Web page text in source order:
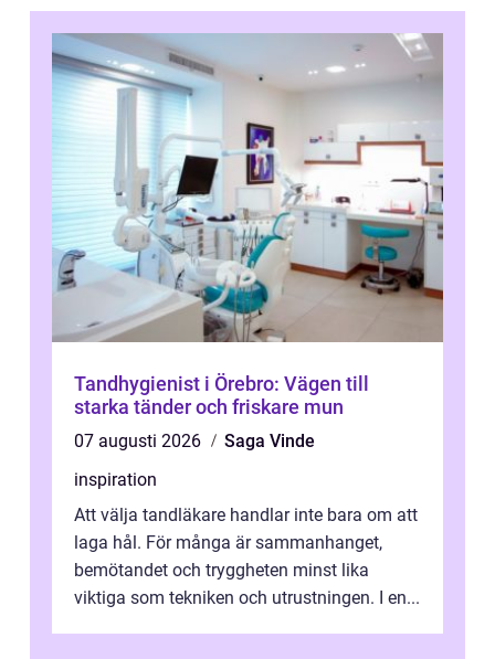
Tandhygienist i Örebro: Vägen till
starka tänder och friskare mun
07 augusti 2026
Saga Vinde
inspiration
Att välja tandläkare handlar inte bara om att
laga hål. För många är sammanhanget,
bemötandet och tryggheten minst lika
viktiga som tekniken och utrustningen. I en...